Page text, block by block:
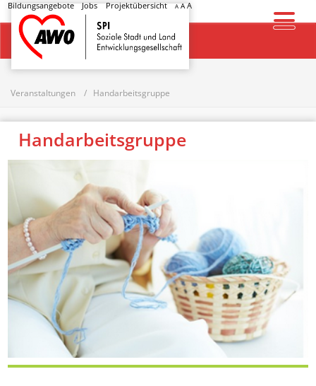
Bildungsangebote Jobs Projektübersicht A AA
Startseite
Veranstaltungen Handarbeitsgruppe
Handarbeitsgruppe